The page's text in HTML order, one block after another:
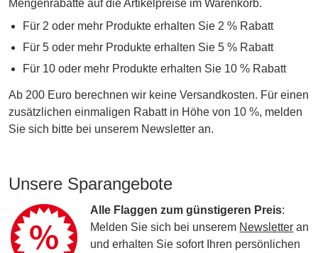
Mengenrabatte auf die Artikelpreise im Warenkorb.
Für 2 oder mehr Produkte erhalten Sie 2 % Rabatt
Für 5 oder mehr Produkte erhalten Sie 5 % Rabatt
Für 10 oder mehr Produkte erhalten Sie 10 % Rabatt
Ab 200 Euro berechnen wir keine Versandkosten. Für einen
zusätzlichen einmaligen Rabatt in Höhe von 10 %, melden
Sie sich bitte bei unserem Newsletter an.
Unsere Sparangebote
Alle Flaggen zum günstigeren Preis:
Melden Sie sich bei unserem Newsletter an
und erhalten Sie sofort Ihren persönlichen